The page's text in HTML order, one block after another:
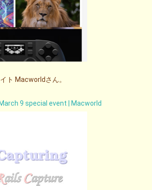
ト Macworldさん。
March 9 special event | Macworld